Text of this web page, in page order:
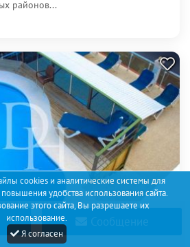
cookies и аналитические системы для
удобства использования сайта.
этого сайта, Вы разрешаете их
использование.
Я согласен
районов...
Сообщение